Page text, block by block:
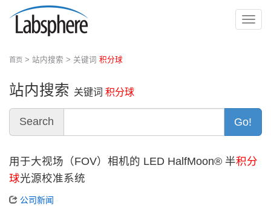
切
首页 > 站内搜索 > 关键词 积分球
站内搜索 关键词 积分球
Search Go!
用于大视场（FOV）相机的 LED HalfMoon® 半积分
球光源校准系统
公司新闻